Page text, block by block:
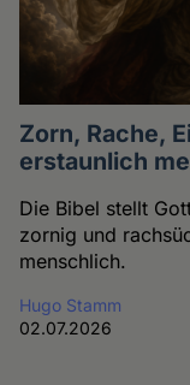
Zorn, Rache,
erstaunlich
Die Bibel stellt
zornig und
menschlich.
Hugo Stamm
02.07.2026